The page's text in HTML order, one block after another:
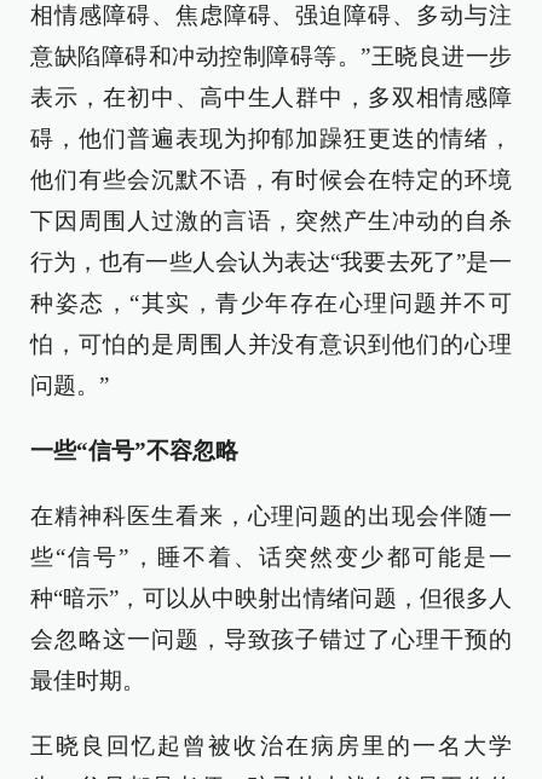
相情感障碍、焦虑障碍、强迫障碍、多动与注
意缺陷障碍和冲动控制障碍等。”王晓良进一步
表示，在初中、高中生人群中，多双相情感障
碍，他们普遍表现为抑郁加躁狂更迭的情绪，
他们有些会沉默不语，有时候会在特定的环境
下因周围人过激的言语，突然产生冲动的自杀
行为，也有一些人会认为表达“我要去死了”是一
种姿态，“其实，青少年存在心理问题并不可
怕，可怕的是周围人并没有意识到他们的心理
问题。”
一些“信号”不容忽略
在精神科医生看来，心理问题的出现会伴随一
些“信号”，睡不着、话突然变少都可能是一
种“暗示”，可以从中映射出情绪问题，但很多人
会忽略这一问题，导致孩子错过了心理干预的
最佳时期。
王晓良回忆起曾被收治在病房里的一名大学